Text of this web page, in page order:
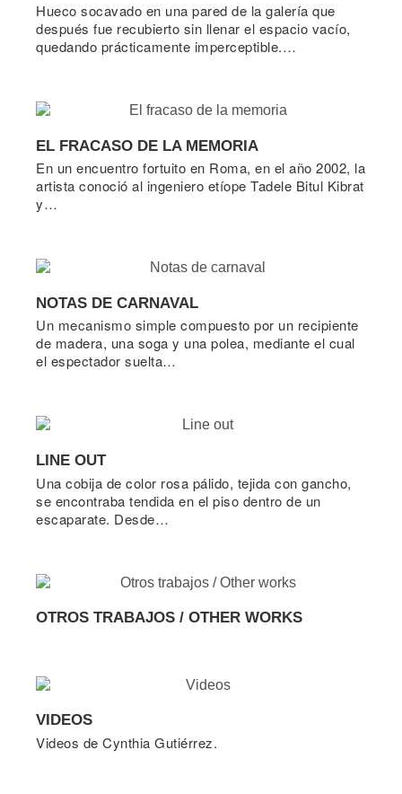
Hueco socavado en una pared de la galería que
después fue recubierto sin llenar el espacio vacío,
quedando prácticamente imperceptible.…
EL FRACASO DE LA MEMORIA
En un encuentro fortuito en Roma, en el año 2002, la
artista conoció al ingeniero etíope Tadele Bitul Kibrat
y…
NOTAS DE CARNAVAL
Un mecanismo simple compuesto por un recipiente
de madera, una soga y una polea, mediante el cual
el espectador suelta…
LINE OUT
Una cobija de color rosa pálido, tejida con gancho,
se encontraba tendida en el piso dentro de un
escaparate. Desde…
OTROS TRABAJOS / OTHER WORKS
VIDEOS
Videos de Cynthia Gutiérrez.